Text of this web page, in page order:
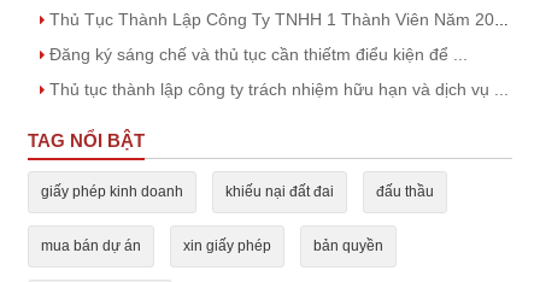
Thủ Tục Thành Lập Công Ty TNHH 1 Thành Viên Năm 2023
Đăng ký sáng chế và thủ tục cần thiếtm điểu kiện để ...
Thủ tục thành lập công ty trách nhiệm hữu hạn và dịch vụ ...
TAG NỔI BẬT
giấy phép kinh doanh khiếu nại đất đai đấu thầu
mua bán dự án xin giấy phép bản quyền